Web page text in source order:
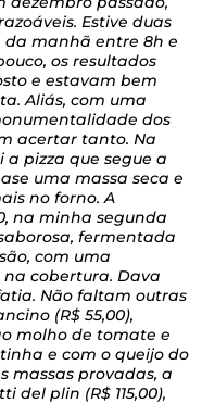
Estive duas
da manhã entre 8h e
os resultados
e estavam bem
Aliás, com uma
dos
acertar tanto. Na
pizza que segue a
uma massa seca e
no forno. A
na minha segunda
fermentada
com uma
cobertura. Dava
Não faltam outras
(R$ 55,00),
molho de tomate e
e com o queijo do
massas provadas, a
del plin (R$ 115,00),